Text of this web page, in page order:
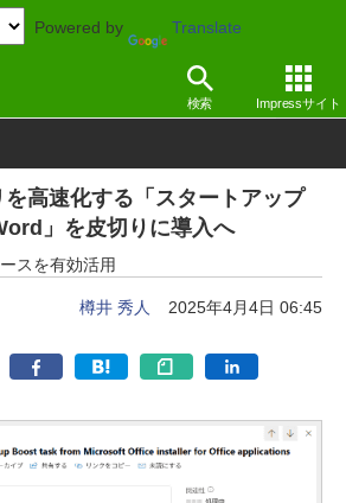
Powered by Translate
検索 Impressサイト
ュメント Windows
を高速化する「スタートアップ
」を皮切りに導入へ
スを有効活用
樽井 秀人 2025年4月4日 06:45